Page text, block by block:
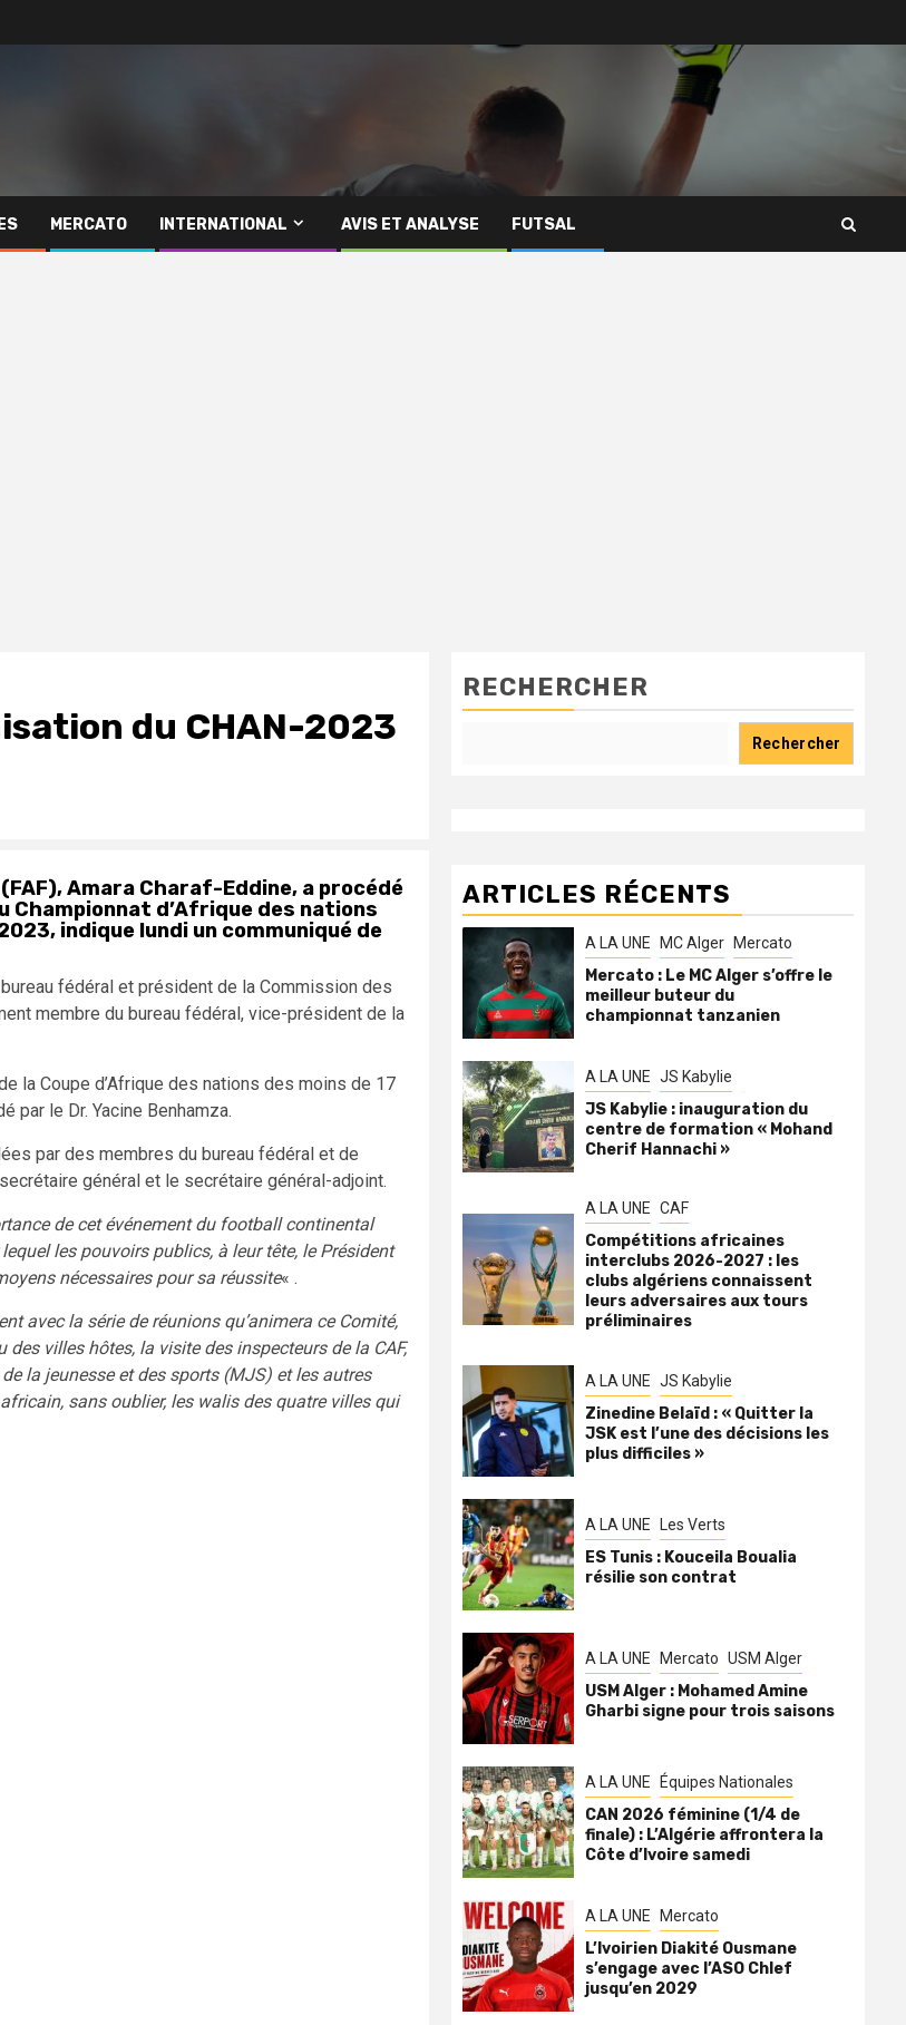
MERCATO INTERNATIONAL AVIS ET ANALYSE FUTSAL
du CHAN-2023
Amara Charaf-Eddine, a procédé
Championnat d’Afrique des nations
indique lundi un communiqué de
fédéral et président de la Commission des
membre du bureau fédéral, vice-président de la
la Coupe d’Afrique des nations des moins de 17
par le Dr. Yacine Benhamza.
par des membres du bureau fédéral et de
général et le secrétaire général-adjoint.
de cet événement du football continental
les pouvoirs publics, à leur tête, le Président
nécessaires pour sa réussite« .
avec la série de réunions qu’animera ce Comité,
villes hôtes, la visite des inspecteurs de la CAF,
la jeunesse et des sports (MJS) et les autres
sans oublier, les walis des quatre villes qui
RECHERCHER
Rechercher
ARTICLES RÉCENTS
A LA UNE MC Alger Mercato
Mercato : Le MC Alger s’offre le
meilleur buteur du
championnat tanzanien
A LA UNE JS Kabylie
JS Kabylie : inauguration du
centre de formation « Mohand
Cherif Hannachi »
A LA UNE CAF
Compétitions africaines
interclubs 2026-2027 : les
clubs algériens connaissent
leurs adversaires aux tours
préliminaires
A LA UNE JS Kabylie
Zinedine Belaïd : « Quitter la
JSK est l’une des décisions les
plus difficiles »
A LA UNE Les Verts
ES Tunis : Kouceila Boualia
résilie son contrat
A LA UNE Mercato USM Alger
USM Alger : Mohamed Amine
Gharbi signe pour trois saisons
A LA UNE Équipes Nationales
CAN 2026 féminine (1/4 de
finale) : L’Algérie affrontera la
Côte d’Ivoire samedi
A LA UNE Mercato
L’Ivoirien Diakité Ousmane
s’engage avec l’ASO Chlef
jusqu’en 2029